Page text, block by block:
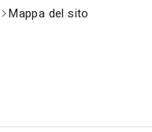
Mappa del sito